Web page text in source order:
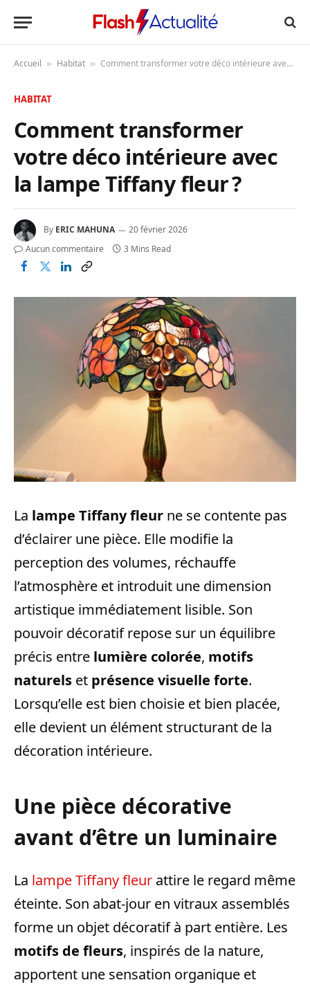
Accueil » Habitat » Comment transformer votre déco intérieure avec la lampe Tiffany fleur ?
HABITAT
Comment transformer
votre déco intérieure avec
la lampe Tiffany fleur ?
By ERIC MAHUNA
20 février 2026
Aucun commentaire
3 Mins Read
La lampe Tiffany fleur ne se contente pas
d’éclairer une pièce. Elle modifie la
perception des volumes, réchauffe
l’atmosphère et introduit une dimension
artistique immédiatement lisible. Son
pouvoir décoratif repose sur un équilibre
précis entre lumière colorée, motifs
naturels et présence visuelle forte.
Lorsqu’elle est bien choisie et bien placée,
elle devient un élément structurant de la
décoration intérieure.
Une pièce décorative
avant d’être un luminaire
La lampe Tiffany fleur attire le regard même
éteinte. Son abat-jour en vitraux assemblés
forme un objet décoratif à part entière. Les
motifs de fleurs, inspirés de la nature,
apportent une sensation organique et